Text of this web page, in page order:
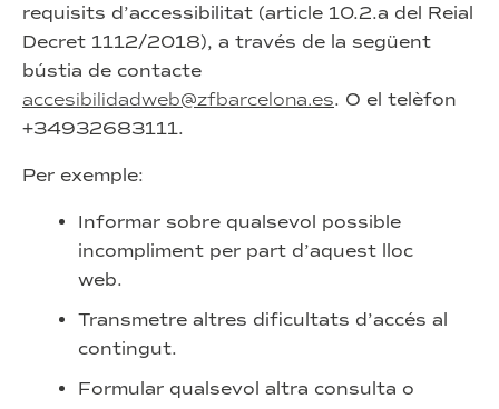
requisits d’accessibilitat (article 10.2.a del Reial
Decret 1112/2018), a través de la següent
bústia de contacte
accesibilidadweb@zfbarcelona.es. O el telèfon
+34932683111.
Per exemple:
Informar sobre qualsevol possible
incompliment per part d’aquest lloc
web.
Transmetre altres dificultats d’accés al
contingut.
Formular qualsevol altra consulta o